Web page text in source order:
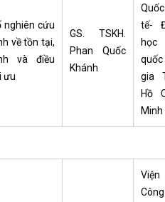
nghiên cứu
về tồn tại,
và điều
ưu
GS. TSKH.
Phan Quốc
Khánh
Quốc
tế-
học
quốc
gia
Hồ
Minh
Viện
Công